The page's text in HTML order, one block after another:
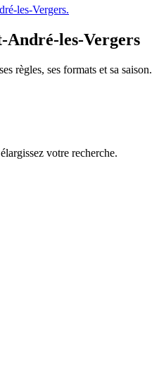
les-Vergers.
André-les-Vergers
règles, ses formats et sa saison.
votre recherche.